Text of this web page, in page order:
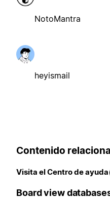
NotoMantra
heyismail
Contenido
Visita el Centro de ayuda
Board view